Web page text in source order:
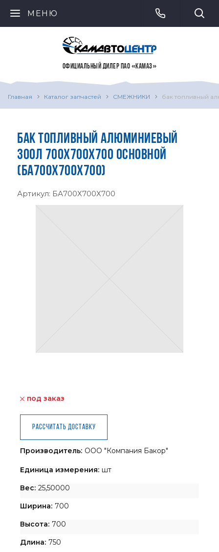
МЕНЮ
ОФИЦИАЛЬНЫЙ ДИЛЕР ПАО «КАМАЗ»
Главная Каталог запчастей СМЕЖНИКИ бак топливный
БАК ТОПЛИВНЫЙ АЛЮМИНИЕВЫЙ
300Л 700Х700Х700 ОСНОВНОЙ
(БА700Х700Х700)
Артикул: БА700Х700Х700
под заказ
Рассчитать доставку
Производитель: ООО "Компания Бакор"
Единица измерения: шт
Вес: 25,50000
Ширина: 700
Высота: 700
Длина: 750